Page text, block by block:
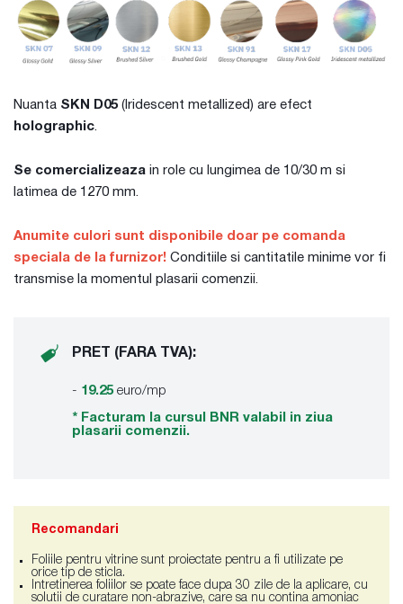
Nuanta SKN D05 (Iridescent metallized) are efect
holographic.
Se comercializeaza in role cu lungimea de 10/30 m si
latimea de 1270 mm.
Anumite culori sunt disponibile doar pe comanda
speciala de la furnizor! Conditiile si cantitatile minime vor fi
transmise la momentul plasarii comenzii.
PRET (FARA TVA):
- 19.25 euro/mp
* Facturam la cursul BNR valabil in ziua
plasarii comenzii.
Recomandari
Foliile pentru vitrine sunt proiectate pentru a fi utilizate pe
orice tip de sticla.
Intretinerea foliilor se poate face dupa 30 zile de la aplicare, cu
solutii de curatare non-abrazive, care sa nu contina amoniac